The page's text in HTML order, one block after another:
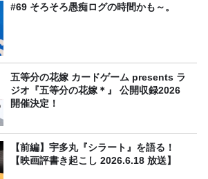
#69 そろそろ愚痴ログの時間かも～。
五等分の花嫁 カードゲーム presents ラ
ジオ『五等分の花嫁＊』 公開収録2026
開催決定！
【前編】宇多丸『シラート』を語る！
【映画評書き起こし 2026.6.18 放送】